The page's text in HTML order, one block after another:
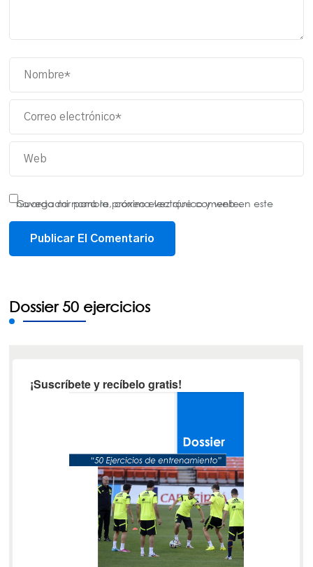
Guarda mi nombre, correo electrónico y web en este navegador para la próxima vez que comente.
Dossier 50 ejercicios